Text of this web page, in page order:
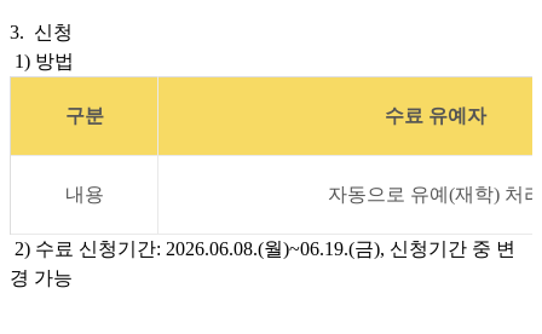
3. 신청
1) 방법
구분 수료 유예자
내용 자동으로 유예(재학) 처리
2) 수료 신청기간: 2026.06.08.(월)~06.19.(금), 신청기간 중 변
경 가능